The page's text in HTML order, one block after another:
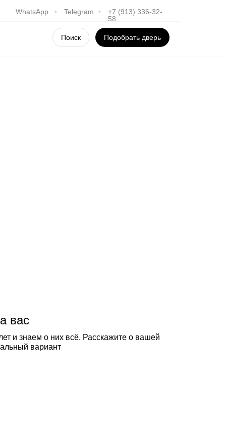
WhatsApp • Telegram •
+7 (913) 336-32-
58
Поиск Подобрать дверь
вас
и знаем о них всё. Расскажите о вашей
вариант